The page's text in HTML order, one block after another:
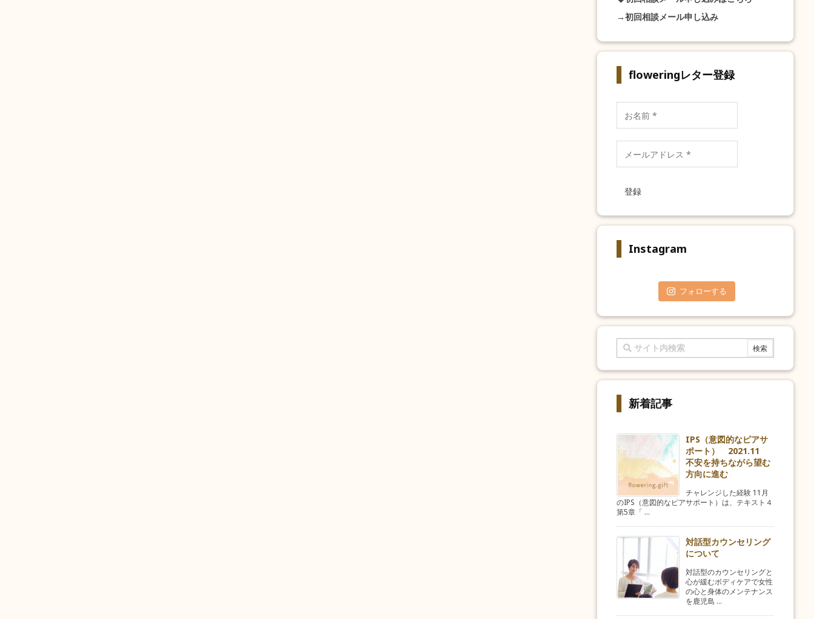
→初回相談メール申し込み
floweringレター登録
前
*
ル
ス
Instagram
フォローする
新着記事
IPS（意図的なピアサ
ポート） 2021.11
不安を持ちながら望む
方向に進む
チャレンジした経験 11月
のIPS（意図的なピアサポート）は、テキスト４
第5章「 ...
対話型カウンセリング
について
対話型のカウンセリングと
心が緩むボディケアで女性
の心と身体のメンテナンス
を鹿児島 ...